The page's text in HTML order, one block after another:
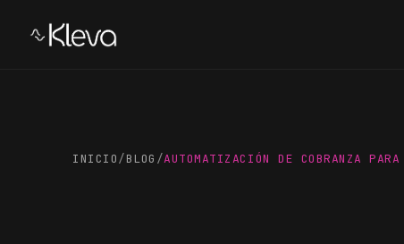
INICIO/BLOG /AUTOMATIZACIÓN DE COBRANZA